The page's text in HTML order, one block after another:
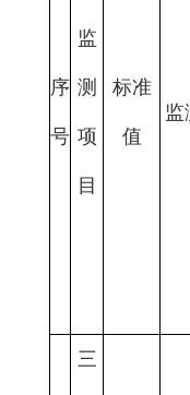
序
号
监
测
项
目
标准
值
监
三